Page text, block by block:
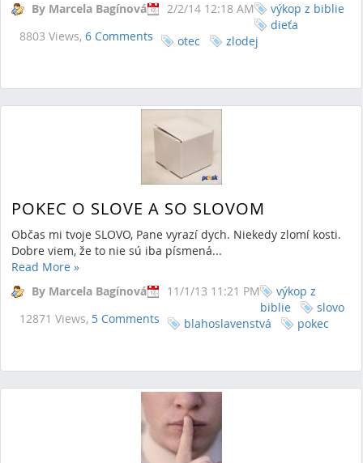
By Marcela Bagínová
2/2/14 12:18 AM
8803 Views, 6 Comments
výkop z biblie
dieťa
otec
zlodej
POKEC O SLOVE A SO SLOVOM
Občas mi tvoje SLOVO, Pane vyrazí dych. Niekedy zlomí kosti.
Dobre viem, že to nie sú iba písmená...
Read More »
By Marcela Bagínová
11/1/13 11:21 PM
12871 Views, 5 Comments
výkop z
biblie
slovo
blahoslavenstvá
pokec